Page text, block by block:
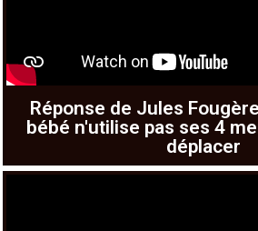
Réponse de Jules
bébé n'utilise pas ses 4
déplacer